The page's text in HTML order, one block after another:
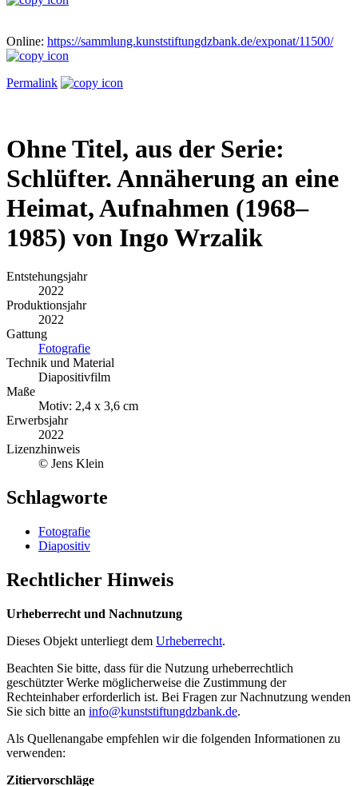
Online: https://sammlung.kunststiftungdzbank.de/exponat/11500/
Permalink
Ohne Titel, aus der Serie:
Schlüfter. Annäherung an eine
Heimat, Aufnahmen (1968–
1985) von Ingo Wrzalik
Entstehungsjahr
2022
Produktionsjahr
2022
Gattung
Fotografie
Technik und Material
Diapositivfilm
Maße
Motiv: 2,4 x 3,6 cm
Erwerbsjahr
2022
Lizenzhinweis
© Jens Klein
Schlagworte
Fotografie
Diapositiv
Rechtlicher Hinweis
Urheberrecht und Nachnutzung
Dieses Objekt unterliegt dem Urheberrecht.
Beachten Sie bitte, dass für die Nutzung urheberrechtlich
geschützter Werke möglicherweise die Zustimmung der
Rechteinhaber erforderlich ist. Bei Fragen zur Nachnutzung wenden
Sie sich bitte an info@kunststiftungdzbank.de.
Als Quellenangabe empfehlen wir die folgenden Informationen zu
verwenden:
Zitiervorschläge